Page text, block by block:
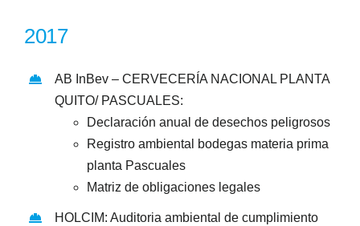
2017
AB InBev – CERVECERÍA NACIONAL PLANTA
QUITO/ PASCUALES:
Declaración anual de desechos peligrosos
Registro ambiental bodegas materia prima
planta Pascuales
Matriz de obligaciones legales
HOLCIM: Auditoria ambiental de cumplimiento